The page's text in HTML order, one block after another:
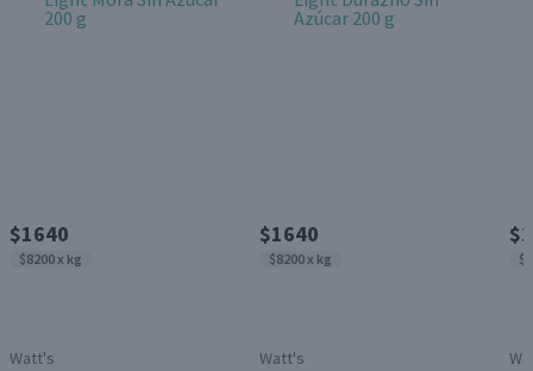
$1640
$8200 x kg
Watt's
$1640
$8200 x kg
Watt's